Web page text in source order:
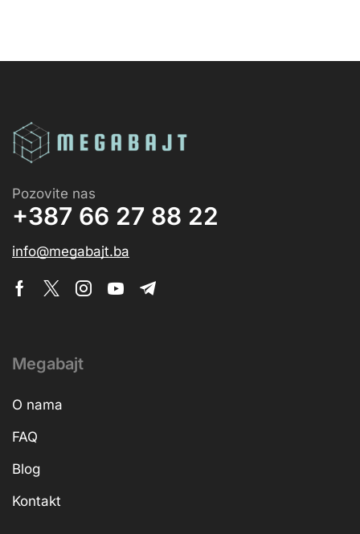
Pozovite nas
+387 66 27 88 22
info@megabajt.ba
Megabajt
O nama
FAQ
Blog
Kontakt